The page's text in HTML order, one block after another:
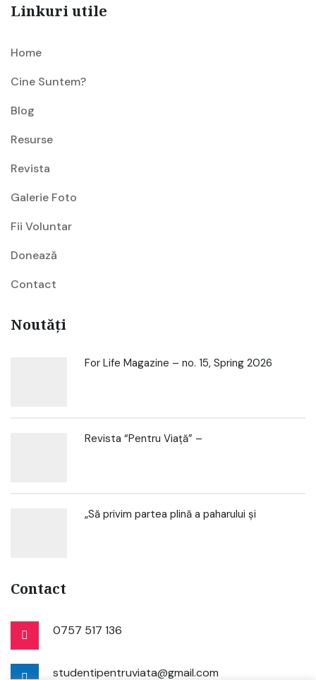
Linkuri utile
Home
Cine Suntem?
Blog
Resurse
Revista
Galerie Foto
Fii Voluntar
Donează
Contact
Noutăți
For Life Magazine – no. 15, Spring 2026
Revista “Pentru Viață” –
„Să privim partea plină a paharului și
Contact
0757 517 136
studentipentruviata@gmail.com